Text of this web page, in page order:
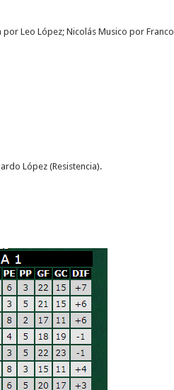
Leo López; Nicolás Musico por Franco
López (Resistencia).